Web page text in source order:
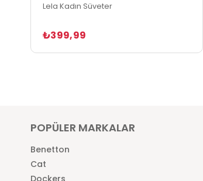
Lela Kadın Süveter
₺399,99
POPÜLER MARKALAR
Benetton
Cat
Dockers